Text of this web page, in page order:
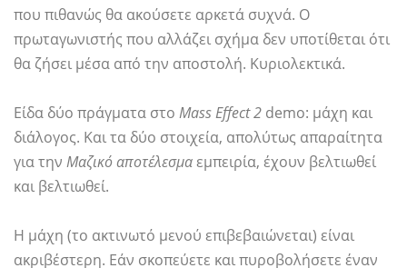
που πιθανώς θα ακούσετε αρκετά συχνά. Ο
πρωταγωνιστής που αλλάζει σχήμα δεν υποτίθεται ότι
θα ζήσει μέσα από την αποστολή. Κυριολεκτικά.
Είδα δύο πράγματα στο Mass Effect 2 demo: μάχη και
διάλογος. Και τα δύο στοιχεία, απολύτως απαραίτητα
για την Μαζικό αποτέλεσμαεμπειρία, έχουν βελτιωθεί
και βελτιωθεί.
Η μάχη (το ακτινωτό μενού επιβεβαιώνεται) είναι
ακριβέστερη. Εάν σκοπεύετε και πυροβολήσετε έναν